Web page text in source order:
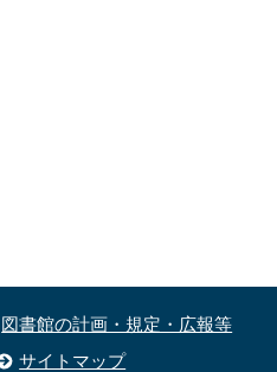
図書館の計画・規定・広報等
サイトマップ